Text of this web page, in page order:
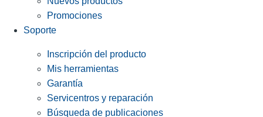
Promociones
Soporte
Inscripción del producto
Mis herramientas
Garantía
Servicentros y reparación
Búsqueda de publicaciones